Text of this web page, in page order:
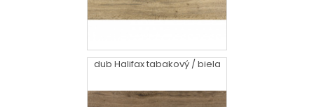
dub Halifax tabakový / biela